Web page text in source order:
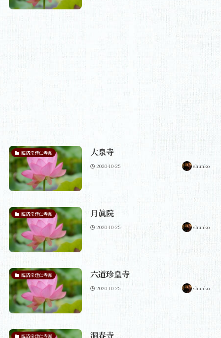
臨済宗建仁寺派 大泉寺
2020-10-25 shunko
臨済宗建仁寺派 月眞院
2020-10-25 shunko
臨済宗建仁寺派 六道珍皇寺
2020-10-25 shunko
臨済宗建仁寺派 洞春寺